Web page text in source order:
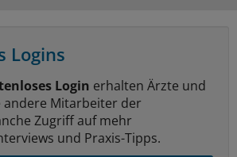
Logins
Login erhalten Ärzte und
andere Mitarbeiter der
Zugriff auf mehr
und Praxis-Tipps.